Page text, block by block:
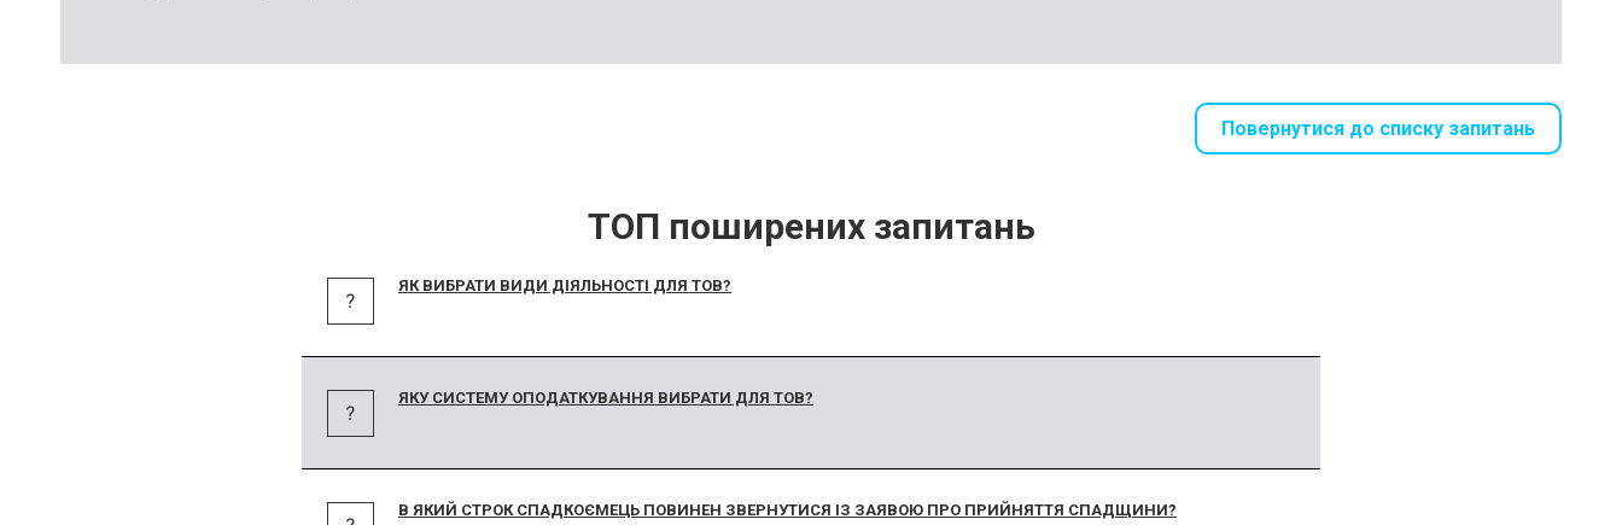
Повернутися до списку запитань
ТОП поширених запитань
ЯК ВИБРАТИ ВИДИ ДІЯЛЬНОСТІ ДЛЯ ТОВ?
ЯКУ СИСТЕМУ ОПОДАТКУВАННЯ ВИБРАТИ ДЛЯ ТОВ?
В ЯКИЙ СТРОК СПАДКОЄМЕЦЬ ПОВИНЕН ЗВЕРНУТИСЯ ІЗ ЗАЯВОЮ ПРО ПРИЙНЯТТЯ СПАДЩИНИ?